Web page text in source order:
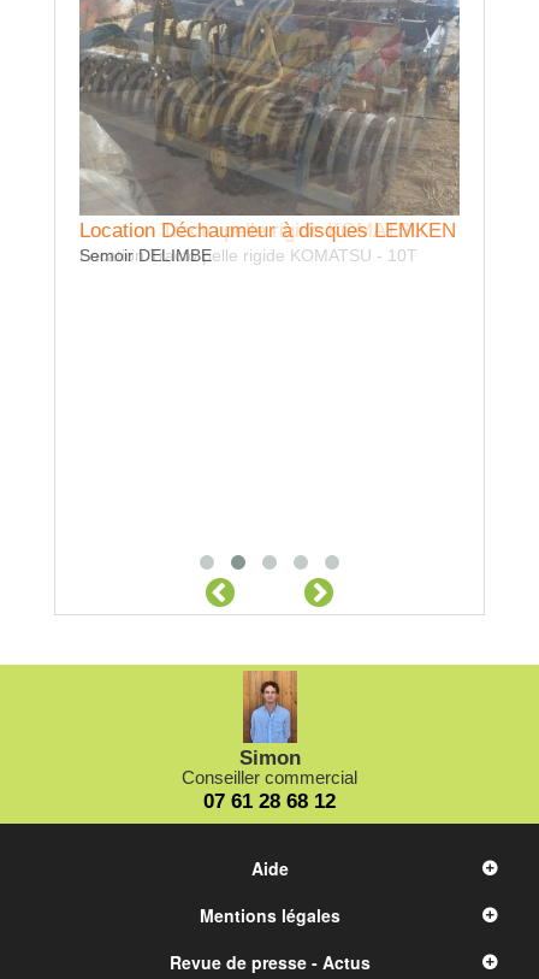
Location Tracto pelle rigide KOMATSU
Location Tracto pelle rigide KOMATSU - 10T
Location Déchaumeur à disques LEMKEN
Semoir DELIMBE
Simon
Conseiller commercial
07 61 28 68 12
Aide
Mentions légales
Revue de presse - Actus